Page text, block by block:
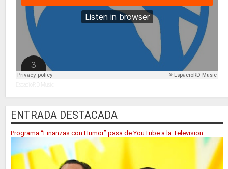
EspacioRD Music
ENTRADA DESTACADA
Programa “Finanzas con Humor” pasa de YouTube a la Television